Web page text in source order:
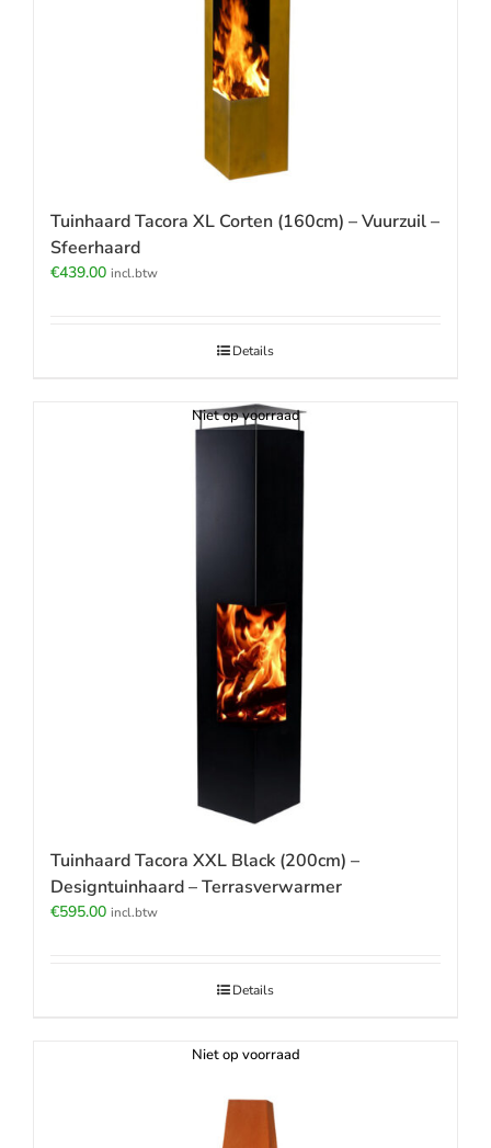
Tuinhaard Tacora XL Corten (160cm) – Vuurzuil –
Sfeerhaard
€439.00 incl.btw
Details
Niet op voorraad
Tuinhaard Tacora XXL Black (200cm) –
Designtuinhaard – Terrasverwarmer
€595.00 incl.btw
Details
Niet op voorraad